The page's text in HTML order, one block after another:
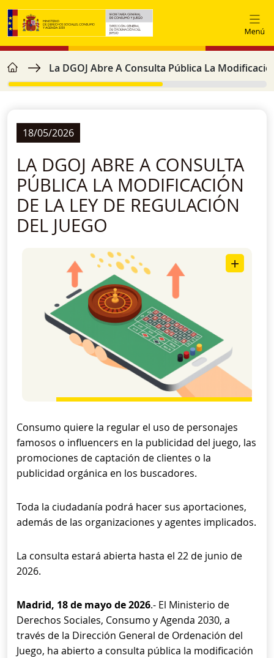
Skip to main content
Breadcrumb
home La DGOJ Abre A Consulta Pública La
18/05/2026
LA DGOJ ABRE A CONSULTA
PÚBLICA LA MODIFICACIÓN
DE LA LEY DE REGULACIÓN
DEL JUEGO
Consumo quiere la regular el uso de personajes
famosos o influencers en la publicidad del juego, las
promociones de captación de clientes o la
publicidad orgánica en los buscadores.
Toda la ciudadanía podrá hacer sus aportaciones,
además de las organizaciones y agentes implicados.
La consulta estará abierta hasta el 22 de junio de
2026.
Madrid, 18 de mayo de 2026.- El Ministerio de
Derechos Sociales, Consumo y Agenda 2030, a
través de la Dirección General de Ordenación del
Juego, ha abierto a consulta pública la modificación